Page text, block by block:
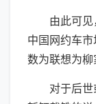
由此可见
中国网约车
数为联想为柳
对于后世